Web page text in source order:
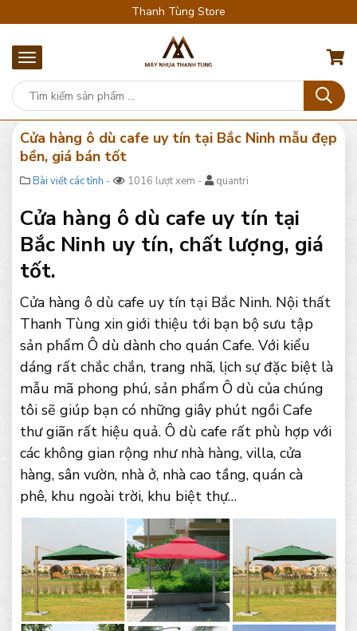
Thanh Tùng Store
Cửa hàng ô dù cafe uy tín tại Bắc Ninh mẫu đẹp
bền, giá bán tốt
Bài viết các tỉnh - 1016 lượt xem - quantri
Cửa hàng ô dù cafe uy tín tại
Bắc Ninh uy tín, chất lượng, giá
tốt.
Cửa hàng ô dù cafe uy tín tại Bắc Ninh. Nội thất
Thanh Tùng xin giới thiệu tới bạn bộ sưu tập
sản phẩm Ô dù dành cho quán Cafe. Với kiểu
dáng rất chắc chắn, trang nhã, lịch sự đặc biệt là
mẫu mã phong phú, sản phẩm Ô dù của chúng
tôi sẽ giúp bạn có những giây phút ngồi Cafe
thư giãn rất hiệu quả. Ô dù cafe rất phù hợp với
các không gian rộng như nhà hàng, villa, cửa
hàng, sân vườn, nhà ở, nhà cao tầng, quán cà
phê, khu ngoài trời, khu biệt thự…